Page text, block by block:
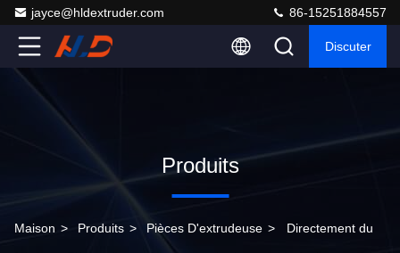
jayce@hldextruder.com 86-15251884557
Discuter
Produits
Maison > Produits > Pièces D'extrudeuse > Directement du